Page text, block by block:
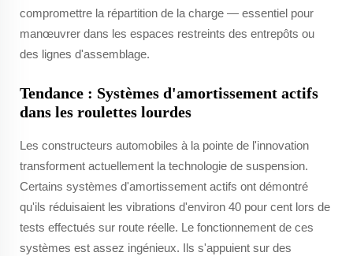
compromettre la répartition de la charge — essentiel pour
manœuvrer dans les espaces restreints des entrepôts ou
des lignes d'assemblage.
Tendance : Systèmes d'amortissement actifs
dans les roulettes lourdes
Les constructeurs automobiles à la pointe de l'innovation
transforment actuellement la technologie de suspension.
Certains systèmes d'amortissement actifs ont démontré
qu'ils réduisaient les vibrations d'environ 40 pour cent lors de
tests effectués sur route réelle. Le fonctionnement de ces
systèmes est assez ingénieux. Ils s'appuient sur des